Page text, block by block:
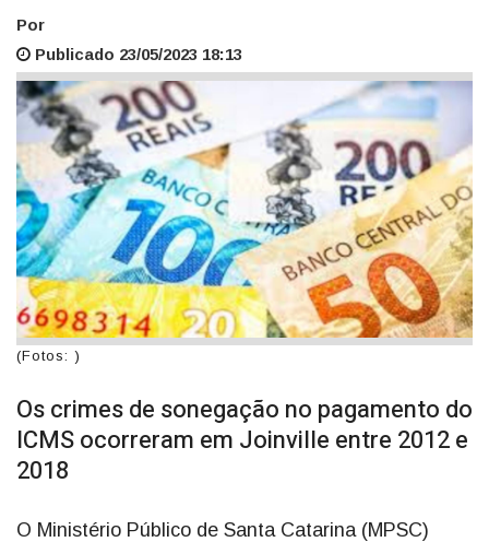
Por
Publicado 23/05/2023 18:13
(Fotos: )
Os crimes de sonegação no pagamento do
ICMS ocorreram em Joinville entre 2012 e
2018
O Ministério Público de Santa Catarina (MPSC)